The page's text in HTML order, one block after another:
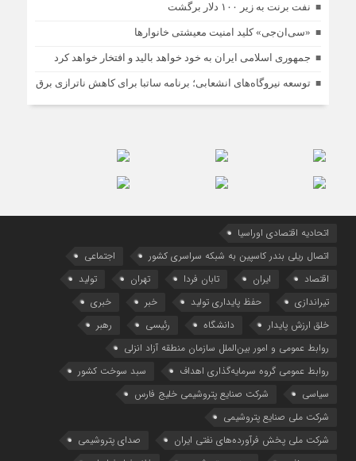
نفت برنت به زیر ۱۰۰ دلار برگشت
«سی‌ان‌جی» کلید امنیت معیشتی خانوارها
جمهوری اسلامی ایران به خود خواهد بالید و افتخار خواهد کرد
توسعه نیروگاه‌های انشعابی؛ برنامه ساتبا برای کاهش ناترازی برق
اتحادیه اقتصادی اوراسیا
اتصال ریلی بندر کاسپین به شبکه سراسری کشور
اجتماعی
اقتصاد
ایران تابان فردا تهران
تولید
تیراندازی
حفظ پایداری تولید خبر
خبری
خلق ارزش پایدار
دانشگاه رئیسی
رهبر
روابط عمومی و امور بین‌الملل سازمان منطقه آزاد انزلی
روابط عمومی گروه سرمایه‌گذاری اهداف
سبد سوخت کشور
سیاسی
شرکت صنایع پتروشیمی خلیج فارس
شرکت ملی صنایع پتروشیمی
شرکت ملی پخش فرآورده‌های نفتی ایران
صدای پتروشیمی